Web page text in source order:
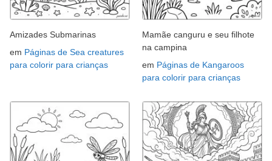
Amizades Submarinas
em Páginas de Sea creatures
para colorir para crianças
Mamãe canguru e seu filhote
na campina
em Páginas de Kangaroos
para colorir para crianças